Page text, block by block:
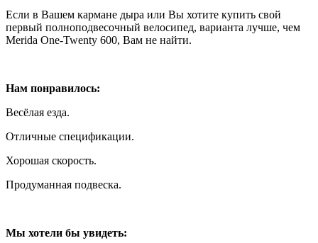
Если в Вашем кармане дыра или Вы хотите купить свой
первый полноподвесочный велосипед, варианта лучше, чем
Merida One-Twenty 600, Вам не найти.
Нам понравилось:
Весёлая езда.
Отличные спецификации.
Хорошая скорость.
Продуманная подвеска.
Мы хотели бы увидеть: